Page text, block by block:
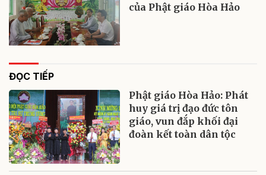
của Phật giáo Hòa Hảo
ĐỌC TIẾP
Phật giáo Hòa Hảo: Phát
huy giá trị đạo đức tôn
giáo, vun đắp khối đại
đoàn kết toàn dân tộc